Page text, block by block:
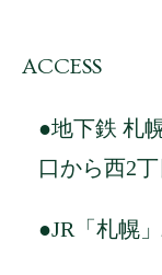
ACCESS
●地下鉄 札
口から西2
●JR「札幌